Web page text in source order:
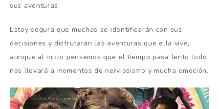
sus aventuras.
Estoy segura que muchas se identificarán con sus
decisiones y disfrutaran las aventuras que ella vive,
aunque al inicio pensemos que el tiempo pasa lento todo
nos llevará a momentos de nerviosismo y mucha emoción.